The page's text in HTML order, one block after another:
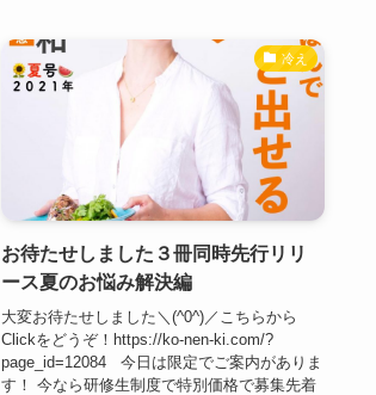
冷え
お待たせしました３冊同時先行リリ
ース夏のお悩み解決編
大変お待たせしました＼(^0^)／こちらから
Clickをどうぞ！https://ko-nen-ki.com/?
page_id=12084 今日は限定でご案内がありま
す！ 今なら研修生制度で特別価格で募集先着